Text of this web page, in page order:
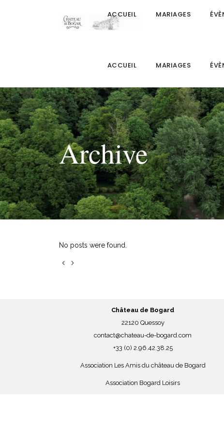
ACCUEIL MARIAGES
ACCUEIL MARIAGES
Archive
No posts were found.
Château de Bogard
22120 Quessoy
contact@chateau-de-bogard.com
+33 (0) 2.96.42.38.25
Association Les Amis du château de Bogard
Association Bogard Loisirs